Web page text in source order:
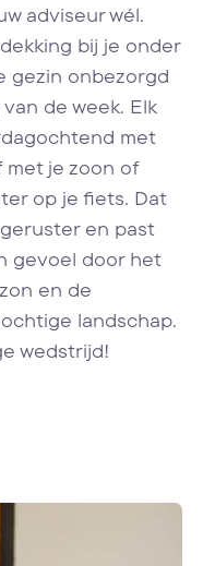
adviseur wél.
bij je onder
gezin onbezorgd
de week. Elk
met
je zoon of
op je fiets. Dat
en past
gevoel door het
en de
landschap.
wedstrijd!